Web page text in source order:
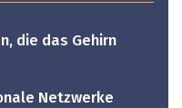
die das Gehirn
Netzwerke